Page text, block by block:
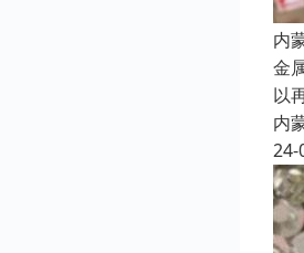
内
金
以
内
24-